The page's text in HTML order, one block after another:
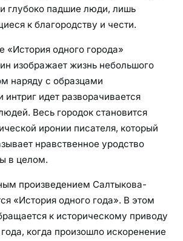
глубоко падшие люди, лишь
к благородству и чести.
«История одного города»
изображает жизнь небольшого
наряду с образцами
интриг идет разворачивается
Весь городок становится
иронии писателя, который
нравственное уродство
в целом.
произведением Салтыкова-
«История одного года». В этом
к историческому приводу
когда произошло искоренение